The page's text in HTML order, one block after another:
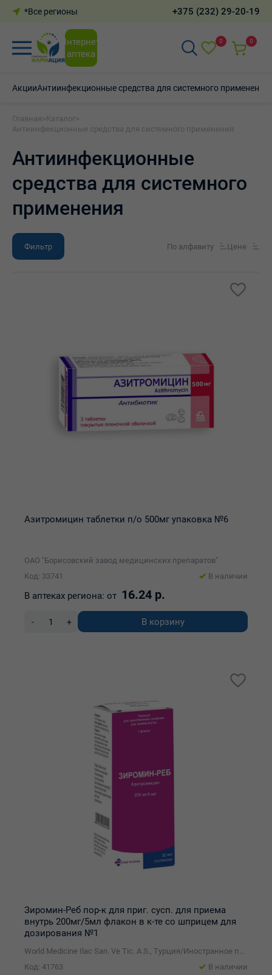
*Все регионы +375 (232) 29-20-19
Интернет-
аптека
0 0
АкцииАнтиинфекционные средства для системного применения
Главная >Каталог>
Антиинфекционные средства для системного применения
Антиинфекционные
средства для системного
применения
Фильтр По алфавиту Цене
Азитромицин таблетки п/о 500мг упаковка №6
ОАО "Борисовский завод медицинских препаратов"
Код: 33741
В наличии
В аптеках региона: от 16.24 р.
- + В корзину
Зиромин-Реб пор-к для приг. сусп. для приема
внутрь 200мг/5мл флакон в к-те со шприцем для
дозирования №1
World Medicine Ilac San. Ve Tic. A.S., Турция/Иностранное производственно-торговое унитарное предприятие Реб-Фарма
Код: 41763
В наличии